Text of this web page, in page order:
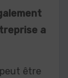
a
être